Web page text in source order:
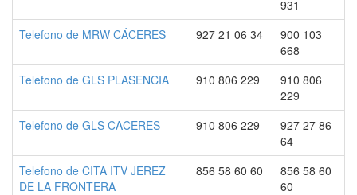
931
Telefono de MRW CÁCERES
927 21 06 34
900 103
668
Telefono de GLS PLASENCIA
910 806 229
910 806
229
Telefono de GLS CACERES
910 806 229
927 27 86
64
Telefono de CITA ITV JEREZ
DE LA FRONTERA
856 58 60 60
856 58 60
60